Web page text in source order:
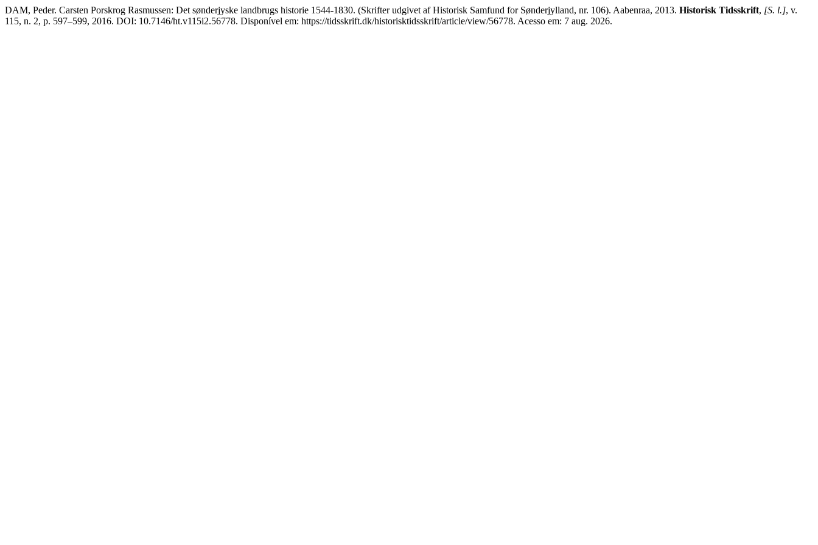
DAM, Peder. Carsten Porskrog Rasmussen: Det sønderjyske landbrugs historie 1544-1830. (Skrifter udgivet af Historisk Samfund for Sønderjylland, nr. 106). Aabenraa, 2013. Historisk Tidsskrift, [S. l.], v.
115, n. 2, p. 597–599, 2016. DOI: 10.7146/ht.v115i2.56778. Disponível em: https://tidsskrift.dk/historisktidsskrift/article/view/56778. Acesso em: 7 aug. 2026.